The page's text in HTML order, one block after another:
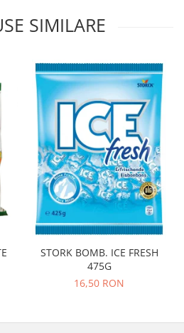
SIMILARE
STORK BOMB. ICE FRESH
475G
16,50 RON